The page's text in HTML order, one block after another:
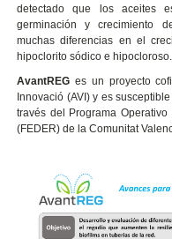
detectado que los aceites
germinación y crecimiento
muchas diferencias en el
hipoclorito sódico e hipocloroso.
AvantREG es un proyecto
Innovació (AVI) y es
través del Programa
(FEDER) de la Comunitat